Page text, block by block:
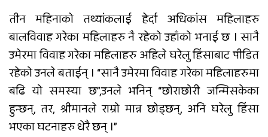
तीन महिनाको तथ्यांकलाई हेर्दा अधिकांस महिलाहरु
बालविवाह गरेका महिलाहरु नै रहेको उहाँको भनाई छ । सानै
उमेरमा विवाह गरेका महिलाहरु अहिले घरेलु हिंसाबाट पीडित
रहेको उनले बताईन् । “सानै उमेरमा विवाह गरेका महिलाहरुमा
बढि यो समस्या छ”,उनले भनिन् “छोराछोरी जन्मिसकेका
हुन्छन्, तर, श्रीमानले राम्रो मान्न छोड्छन्, अनि घरेलु हिंसा
भएका घटनाहरु धेरै छन् ।”